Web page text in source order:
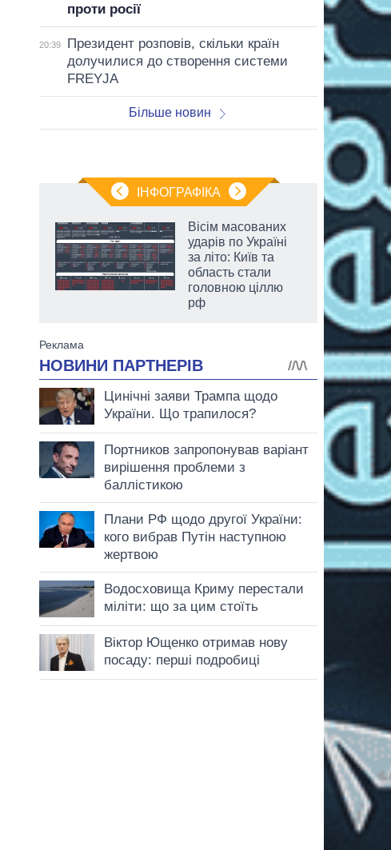
проти росії
20:39
Президент розповів, скільки країн
долучилися до створення системи
FREYJA
Більше новин
ІНФОГРАФІКА
Вісім масованих
ударів по Україні
за літо: Київ та
область стали
головною ціллю
рф